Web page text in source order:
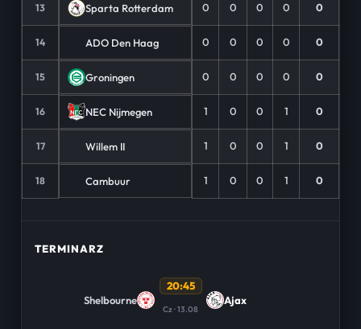
13 Sparta Rotterdam 0 0 0 0 0
14 ADO Den Haag 0 0 0 0 0
15 Groningen 0 0 0 0 0
16 NEC Nijmegen 1 0 0 1 0
17 Willem II 1 0 0 1 0
18 Cambuur 1 0 0 1 0
TERMINARZ
Shelbourne
20:45
Cz · 13.08
Ajax